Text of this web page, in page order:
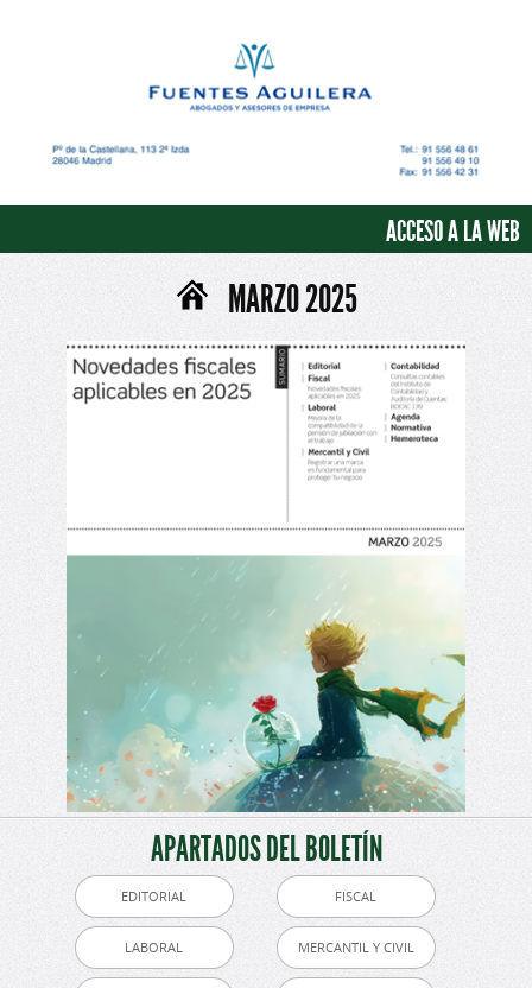
ACCESO A LA WEB
MARZO 2025
APARTADOS DEL BOLETÍN
EDITORIAL FISCAL
LABORAL MERCANTIL Y CIVIL